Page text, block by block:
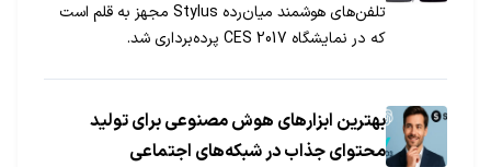
تلفن‌های هوشمند میان‌رده Stylus مجهز به قلم است
که در نمایشگاه CES 2017 پرده‌برداری شد.
بهترین ابزارهای هوش مصنوعی برای تولید
محتوای جذاب در شبکه‌های اجتماعی